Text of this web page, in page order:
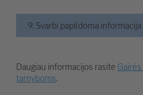
9. Svarbi papildoma informacija
Daugiau informacijos rasite
tarnyboms.